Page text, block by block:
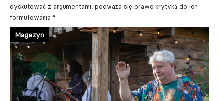
dyskutować z argumentami, podważa się prawo krytyka do ich
formułowania ”
Magazyn